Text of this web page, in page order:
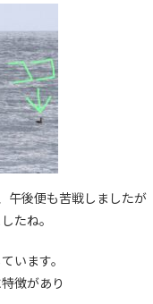
午後便も苦戦しましたが
たね。
います。
徴があり